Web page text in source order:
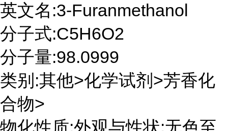
英文名:3-Furanmethanol
分子式:C5H6O2
分子量:98.0999
类别:其他>化学试剂>芳香化
合物>
物化性质:外观与性状:无色至